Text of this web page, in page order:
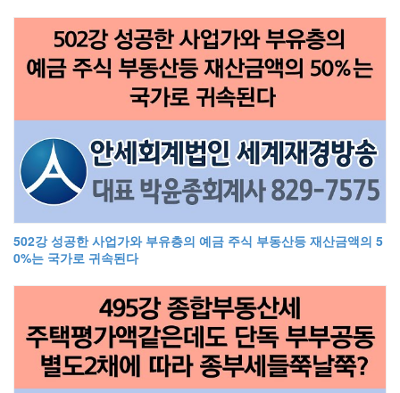
502강 성공한 사업가와 부유층의 예금 주식 부동산등 재산금액의 5
0%는 국가로 귀속된다